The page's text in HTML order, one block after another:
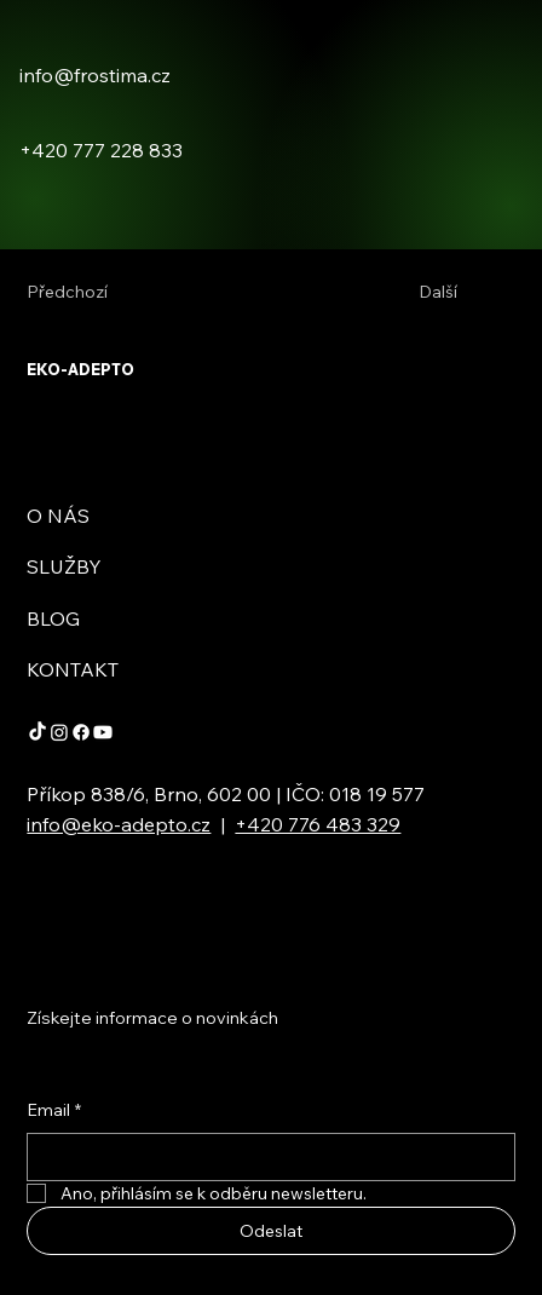
Další
Předchozí
+420 777 228 833
info@frostima.cz
EKO-ADEPTO
O NÁS
SLUŽBY
BLOG
KONTAKT
Příkop 838/6, Brno, 602 00 | IČO: 018 19 577
info@eko-adepto.cz | +420 776 483 329
Získejte informace o novinkách
Email *
Ano, přihlásím se k odběru newsletteru.
Odeslat